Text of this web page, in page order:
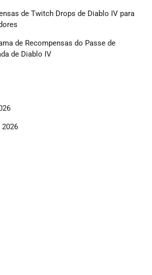
de Twitch Drops de Diablo IV para
de Recompensas do Passe de
de Diablo IV
2026